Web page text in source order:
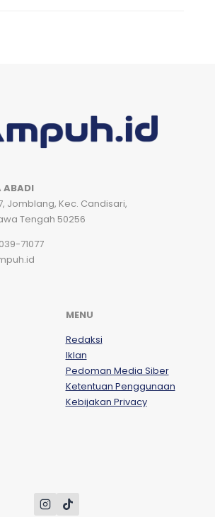
ABADI
Jomblang, Kec. Candisari,
Tengah 50256
71077
MENU
Redaksi
Iklan
Pedoman Media Siber
Ketentuan Penggunaan
Kebijakan Privacy